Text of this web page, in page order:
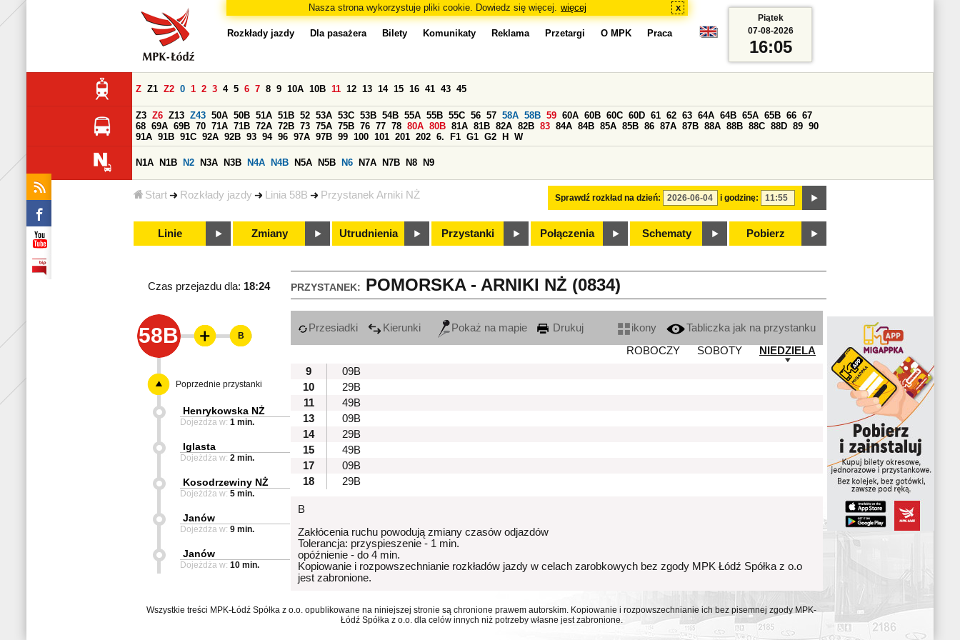
Nasza strona wykorzystuje pliki cookie. Dowiedz się więcej. więcej x
Start Rozkłady jazdy Linia 58B Przystanek Arniki NŻ
Rozkłady jazdy Dla pasażera Bilety Komunikaty Reklama Przetargi O MPK Praca
Sprawdź rozkład na dzień: i godzinę:
Z Z1 Z2 0 1 2 3 4 5 6 7 8 9 10A 10B 11 12 13 14 15 16 41 43 45
Z3 Z6 Z13 Z43 50A 50B 51A 51B 52 53A 53C 53B 54B 55A 55B 55C 56 57 58A 58B 59 60A 60B 60C 60D 61 62 63 64A 64B 65A 65B 66 67
68 69A 69B 70 71A 71B 72A 72B 73 75A 75B 76 77 78 80A 80B 81A 81B 82A 82B 83 84A 84B 85A 85B 86 87A 87B 88A 88B 88C 88D 89 90
91A 91B 91C 92A 92B 93 94 96 97A 97B 99 100 101 201 202 6. F1 G1 G2 H W
N1A N1B N2 N3A N3B N4A N4B N5A N5B N6 N7A N7B N8 N9
Linie Zmiany Utrudnienia Przystanki Połączenia Schematy Pobierz
Piątek
07-08-2026
16:05
PRZYSTANEK: POMORSKA - ARNIKI NŻ (0834)
Czas przejazdu dla: 18:24
58B Przesiadki Kierunki Pokaż na mapie Drukuj ikony
Tabliczka jak na przystanku
ROBOCZY
SOBOTY
NIEDZIELA
9
09B
10
29B
11
49B
13
09B
14
29B
15
49B
17
09B
18
29B
B
Zakłócenia ruchu powodują zmiany czasów odjazdów
Tolerancja: przyspieszenie - 1 min.
opóźnienie - do 4 min.
Kopiowanie i rozpowszechnianie rozkładów jazdy w celach zarobkowych bez zgody MPK Łódź Spółka z o.o
jest zabronione.
B
Poprzednie przystanki
Henrykowska NŻ
Dojeżdża w: 1 min.
Iglasta
Dojeżdża w: 2 min.
Kosodrzewiny NŻ
Dojeżdża w: 5 min.
Janów
Dojeżdża w: 9 min.
Janów
Dojeżdża w: 10 min.
Wszystkie treści MPK-Łódź Spółka z o.o. opublikowane na niniejszej stronie są chronione prawem autorskim. Kopiowanie i rozpowszechnianie ich bez pisemnej zgody MPK-
Łódź Spółka z o.o. dla celów innych niż potrzeby własne jest zabronione.